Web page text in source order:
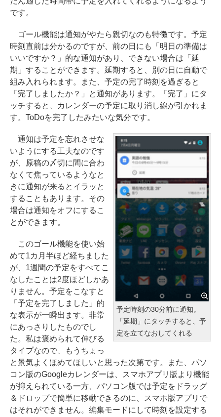
です。
ゴール機能は通知がやたら親切なのも特徴です。予定
時刻直前は分かるのですが、前の日にも「明日の準備は
いいですか？」的な通知があり、できない場合は「延
期」することができます。延期すると、別の日に自動で
組み入れられます。また、予定の完了時刻を過ぎると
「完了しましたか？」と通知があります。「完了」にタ
ッチすると、カレンダーの予定に取り消し線が引かれま
す。ToDoを完了したみたいな気分です。
予定時刻の30分前に通知。
「延期」にタッチすると、予
定を立てなおしてくれる
通知は予定を忘れさせな
いようにする工夫なのです
が、原稿の〆切に間に合わ
なくて焦っているようなと
きに通知が来るとイラッと
することもあります。その
場合は通知をオフにするこ
とができます。
このゴール機能を使い始
めて1カ月半ほど経ちました
が、1週間の予定をすべてこ
なしたことは2度ほどしかあ
りません。予定をこなすと
「予定を完了しました」的
な表示が一瞬出ます。非常
にあっさりしたものでし
た。私は褒められて伸びる
タイプなので、もうちょっ
と景気よくほめてほしいと思った次第です。また、パソ
コン版のGoogleカレンダーは、スマホアプリ版より機能
が抑えられている一方、パソコン版では予定をドラッグ
＆ドロップで簡単に移動できるのに、スマホ版アプリで
はそれができません。編集モードにして時刻を設定する